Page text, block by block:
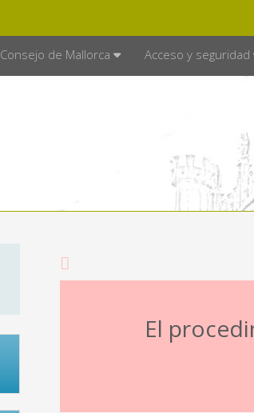
Consejo de Mallorca Acceso y seguridad
El